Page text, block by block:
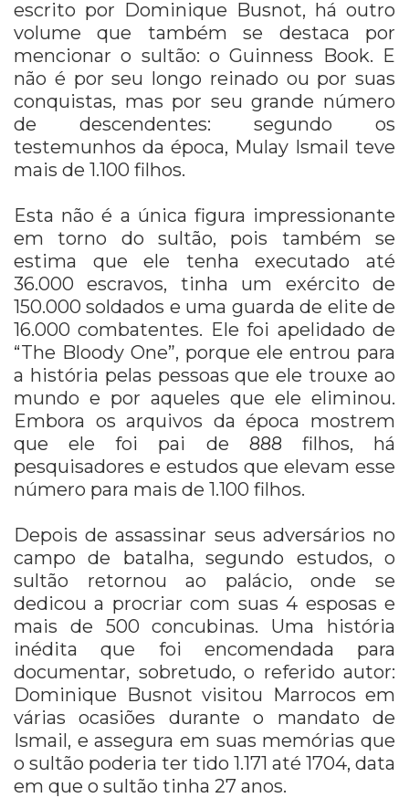
escrito por Dominique Busnot, há outro
volume que também se destaca por
mencionar o sultão: o Guinness Book. E
não é por seu longo reinado ou por suas
conquistas, mas por seu grande número
de descendentes: segundo os
testemunhos da época, Mulay Ismail teve
mais de 1.100 filhos.
Esta não é a única figura impressionante
em torno do sultão, pois também se
estima que ele tenha executado até
36.000 escravos, tinha um exército de
150.000 soldados e uma guarda de elite de
16.000 combatentes. Ele foi apelidado de
“The Bloody One”, porque ele entrou para
a história pelas pessoas que ele trouxe ao
mundo e por aqueles que ele eliminou.
Embora os arquivos da época mostrem
que ele foi pai de 888 filhos, há
pesquisadores e estudos que elevam esse
número para mais de 1.100 filhos.
Depois de assassinar seus adversários no
campo de batalha, segundo estudos, o
sultão retornou ao palácio, onde se
dedicou a procriar com suas 4 esposas e
mais de 500 concubinas. Uma história
inédita que foi encomendada para
documentar, sobretudo, o referido autor:
Dominique Busnot visitou Marrocos em
várias ocasiões durante o mandato de
Ismail, e assegura em suas memórias que
o sultão poderia ter tido 1.171 até 1704, data
em que o sultão tinha 27 anos.